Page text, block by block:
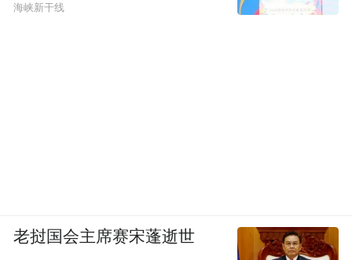
海峡新干线
老挝国会主席赛宋蓬逝世